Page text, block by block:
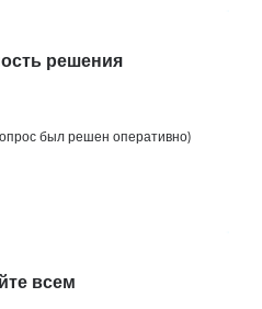
решения
был решен оперативно)
всем